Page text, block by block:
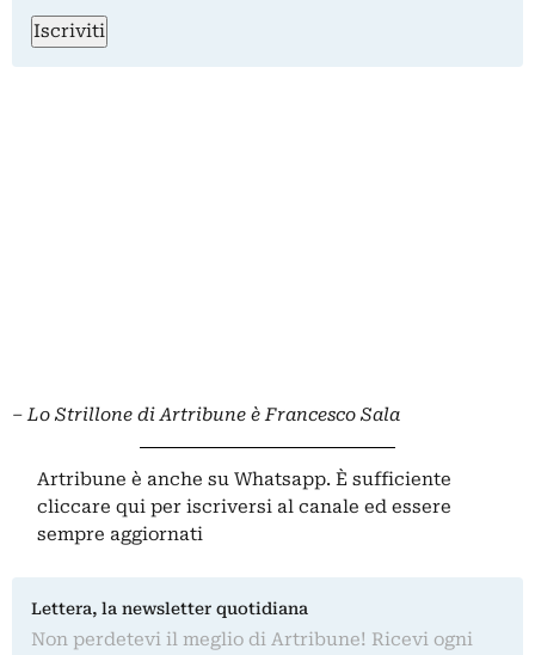
Iscriviti
– Lo Strillone di Artribune è Francesco Sala
Artribune è anche su Whatsapp. È sufficiente
cliccare qui per iscriversi al canale ed essere
sempre aggiornati
Lettera, la newsletter quotidiana
Non perdetevi il meglio di Artribune! Ricevi ogni